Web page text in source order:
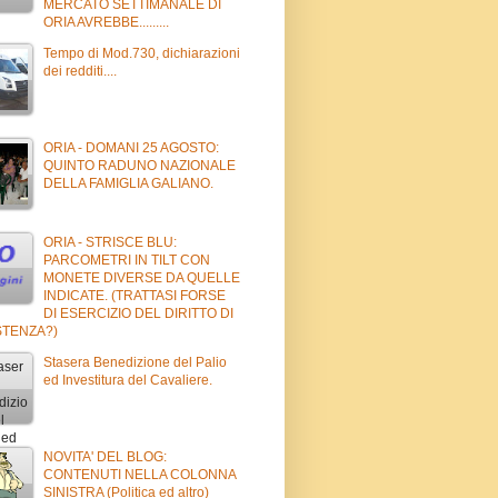
MERCATO SETTIMANALE DI
ORIA AVREBBE.........
Tempo di Mod.730, dichiarazioni
dei redditi....
ORIA - DOMANI 25 AGOSTO:
QUINTO RADUNO NAZIONALE
DELLA FAMIGLIA GALIANO.
ORIA - STRISCE BLU:
PARCOMETRI IN TILT CON
MONETE DIVERSE DA QUELLE
INDICATE. (TRATTASI FORSE
DI ESERCIZIO DEL DIRITTO DI
Stasera Benedizione del Palio
ed Investitura del Cavaliere.
NOVITA' DEL BLOG:
CONTENUTI NELLA COLONNA
SINISTRA (Politica ed altro)